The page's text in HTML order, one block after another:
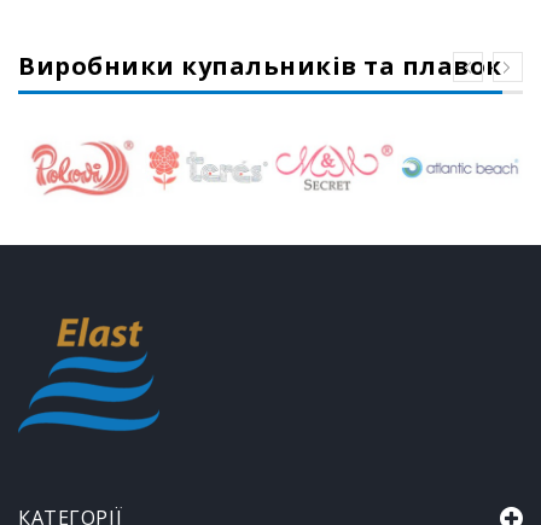
Виробники купальників та плавок
КАТЕГОРІЇ